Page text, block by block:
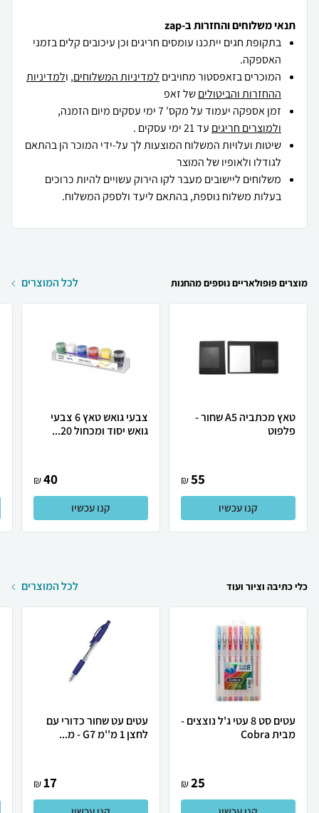
תנאי משלוחים והחזרות ב-zap
בתקופת חגים ייתכנו עומסים חריגים וכן עיכובים קלים בזמני
האספקה.
המוכרים בזאפסטור מחויבים למדיניות המשלוחים, ולמדיניות
ההחזרות והביטוליםשל זאפ
זמן אספקה יעמוד על מקס' 7 ימי עסקים מיום הזמנה,
ולמוצרים חריגים עד 21 ימי עסקים .
שיטות ועלויות המשלוח המוצעות לך על-ידי המוכר הן בהתאם
לגודלו ולאופיו של המוצר
משלוחים ליישובים מעבר לקו הירוק עשויים להיות כרוכים
בעלות משלוח נוספת, בהתאם ליעד ולספק המשלוח.
מוצרים פופולאריים נוספים מהחנות לכל המוצרים
טאץ מכתביה A5 שחור -
פלפוט
55
₪
קנו עכשיו
צבעי גואש טאץ 6 צבעי
גואש יסוד ומכחול 20...
40
₪
קנו עכשיו
כלי כתיבה וציור ועוד לכל המוצרים
עטים סט 8 עטי ג'ל נוצצים -
מבית Cobra
25
₪
עטים עט שחור כדורי עם
לחצן 1 מ''מ G7 - מ...
17
₪